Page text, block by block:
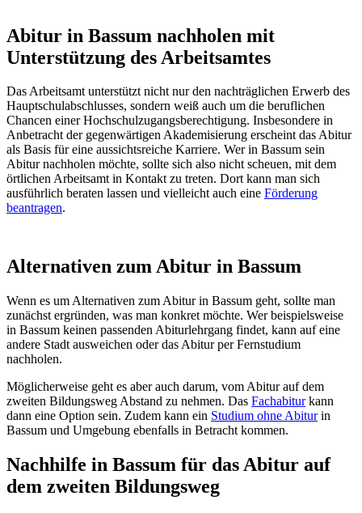
Abitur in Bassum nachholen mit
Unterstützung des Arbeitsamtes
Das Arbeitsamt unterstützt nicht nur den nachträglichen Erwerb des
Hauptschulabschlusses, sondern weiß auch um die beruflichen
Chancen einer Hochschulzugangsberechtigung. Insbesondere in
Anbetracht der gegenwärtigen Akademisierung erscheint das Abitur
als Basis für eine aussichtsreiche Karriere. Wer in Bassum sein
Abitur nachholen möchte, sollte sich also nicht scheuen, mit dem
örtlichen Arbeitsamt in Kontakt zu treten. Dort kann man sich
ausführlich beraten lassen und vielleicht auch eine Förderung
beantragen.
Alternativen zum Abitur in Bassum
Wenn es um Alternativen zum Abitur in Bassum geht, sollte man
zunächst ergründen, was man konkret möchte. Wer beispielsweise
in Bassum keinen passenden Abiturlehrgang findet, kann auf eine
andere Stadt ausweichen oder das Abitur per Fernstudium
nachholen.
Möglicherweise geht es aber auch darum, vom Abitur auf dem
zweiten Bildungsweg Abstand zu nehmen. Das Fachabiturkann
dann eine Option sein. Zudem kann ein Studium ohne Abiturin
Bassum und Umgebung ebenfalls in Betracht kommen.
Nachhilfe in Bassum für das Abitur auf
dem zweiten Bildungsweg